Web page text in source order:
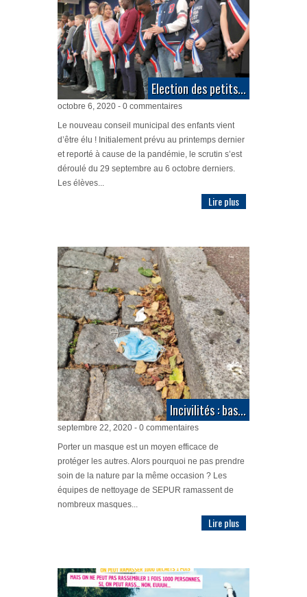
Election des petits...
octobre 6, 2020 - 0 commentaires
Le nouveau conseil municipal des enfants vient
d’être élu ! Initialement prévu au printemps dernier
et reporté à cause de la pandémie, le scrutin s’est
déroulé du 29 septembre au 6 octobre derniers.
Les élèves...
Lire plus
Incivilités : bas...
septembre 22, 2020 - 0 commentaires
Porter un masque est un moyen efficace de
protéger les autres. Alors pourquoi ne pas prendre
soin de la nature par la même occasion ? Les
équipes de nettoyage de SEPUR ramassent de
nombreux masques...
Lire plus